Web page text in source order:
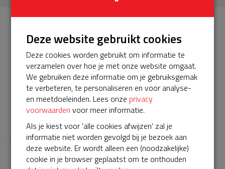
Info Donateurs 22
Het servicepakket van onze BuurtAED verloopt bijna en
moet worden verlengd, zodat onze AED gebruiksklaar
blijft. Help je mee? Doneer voor ons servicepakket!
𝕏
Laatste donaties
Deze website gebruikt cookies
Deze cookies worden gebruikt om informatie te
verzamelen over hoe je met onze website omgaat.
We gebruiken deze informatie om je gebruiksgemak
te verbeteren, te personaliseren en voor analyse-
en meetdoeleinden. Lees onze privacy
voorwaarden voor meer informatie.
Als je kiest voor 'alle cookies afwijzen' zal je
informatie niet worden gevolgd bij je bezoek aan
deze website. Er wordt alleen een (noodzakelijke)
cookie in je browser geplaatst om te onthouden